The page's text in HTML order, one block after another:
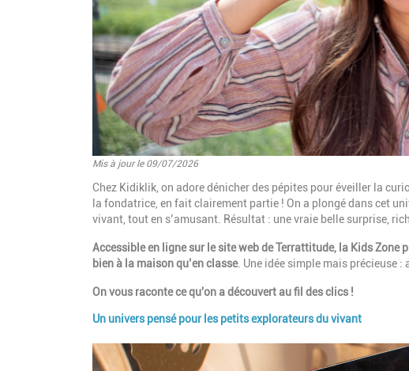
Mis à jour le 09/07/2026
Introduction
Chez Kidiklik, on adore dénicher des pépites pour éveiller la
la fondatrice, en fait clairement partie ! On a plongé dans cet
vivant, tout en s’amusant. Résultat : une vraie belle surprise,
Accessible en ligne sur le site web de Terrattitude, la Kids
bien à la maison qu’en classe. Une idée simple mais précieuse
On vous raconte ce qu'on a découvert au fil des clics !
Paragraphes
Un univers pensé pour les petits explorateurs du vivant
Image